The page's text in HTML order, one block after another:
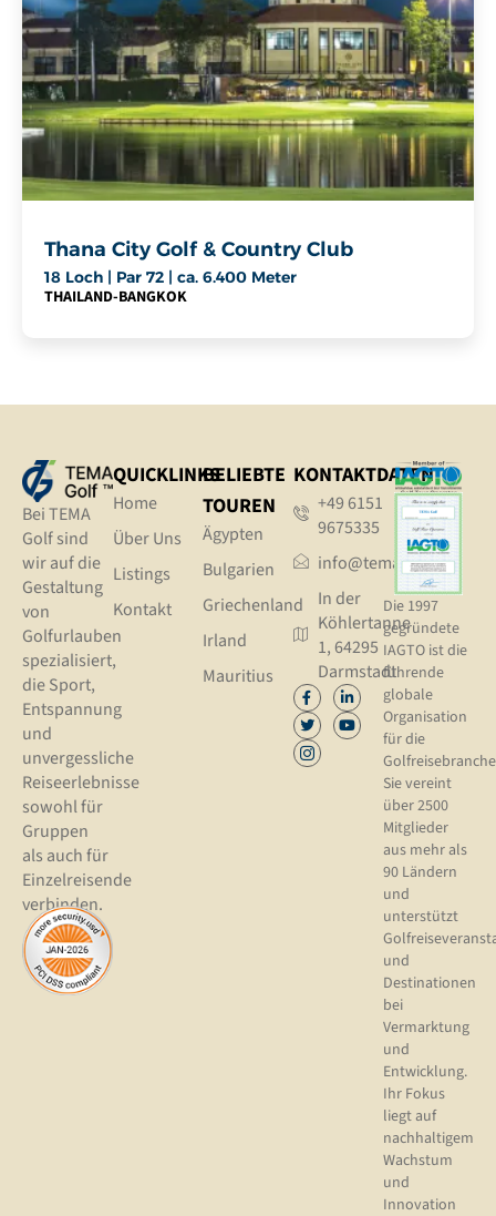
Thana City Golf & Country Club
18 Loch | Par 72 | ca. 6.400 Meter
THAILAND-BANGKOK
Bei TEMA
Golf sind
wir auf die
Gestaltung
von
Golfurlauben
spezialisiert,
die Sport,
Entspannung
und
unvergessliche
Reiseerlebnisse
sowohl für
Gruppen
als auch für
Einzelreisende
verbinden.
QUICKLINKS
Home
Über Uns
Listings
Kontakt
BELIEBTE
TOUREN
Ägypten
Bulgarien
Griechenland
Irland
Mauritius
KONTAKTDATEN
+49 6151
9675335
info@tema.golf
In der
Köhlertanne
1, 64295
Darmstadt
Die 1997
gegründete
IAGTO ist die
führende
globale
Organisation
für die
Sie vereint
über 2500
Mitglieder
aus mehr als
90 Ländern
und
unterstützt
und
Destinationen
bei
Vermarktung
und
Entwicklung.
Ihr Fokus
liegt auf
nachhaltigem
Wachstum
und
Innovation